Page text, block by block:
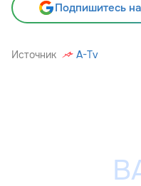
Подпишитесь
Источник A-Tv